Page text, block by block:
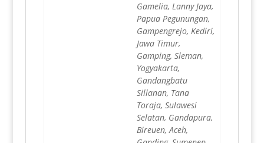
Gamelia, Lanny Jaya,
Papua Pegunungan,
Gampengrejo, Kediri,
Jawa Timur,
Gamping, Sleman,
Yogyakarta,
Gandangbatu
Sillanan, Tana
Toraja, Sulawesi
Selatan, Gandapura,
Bireuen, Aceh,